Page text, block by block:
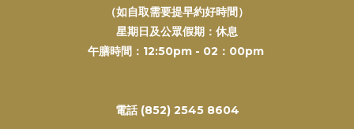
（如自取需要提早約好時間）
星期日及公眾假期：休息
午膳時間：12:50pm - 02：00pm
電話 (852) 2545 8604